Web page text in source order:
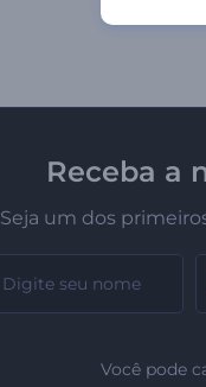
Receba a
Seja um dos
Você pode